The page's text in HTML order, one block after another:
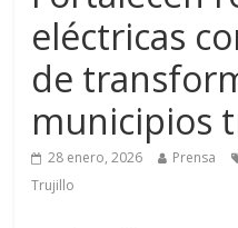
eléctricas
de
municipios
28 enero, 2026 Prensa
Trujillo